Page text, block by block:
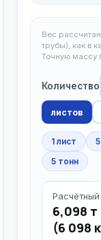
Вес
трубы), как в
Точную массу
Количество
листов
1 лист
5 тонн
6,098 т
(6 098